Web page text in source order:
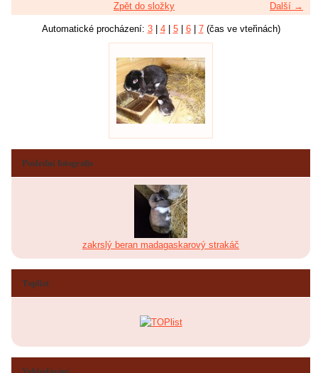
Další →
Zpět do složky
Automatické procházení: 3| 4| 5| 6| 7(čas ve vteřinách)
Poslední fotografie
zakrslý beran madagaskarový strakáč
Toplist